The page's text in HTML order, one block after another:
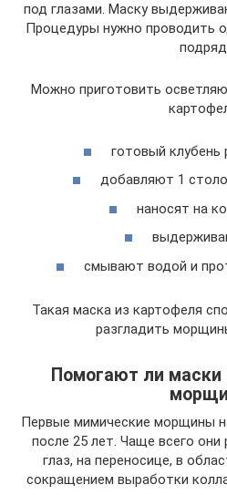
под глазами. Маску
Процедуры нужно проводить
Можно приготовить
готовый клубень
добавляют 1
наносят на
смывают водой и
Такая маска из картофеля
разгладить
Помогают ли маски
Первые мимические морщины
после 25 лет. Чаще всего они
глаз, на переносице, в
сокращением выработки